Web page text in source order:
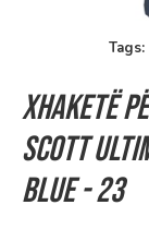
Tags:
Xhaketë
Scott
blue - 23